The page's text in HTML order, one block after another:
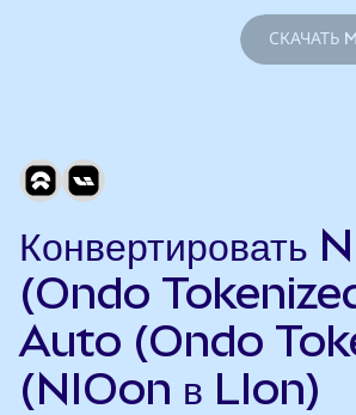
СКАЧАТЬ
Конвертировать
(Ondo
Auto (Ondo
(NIOon в LIon)